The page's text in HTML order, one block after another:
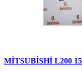
MİTSUBİSHİ L200